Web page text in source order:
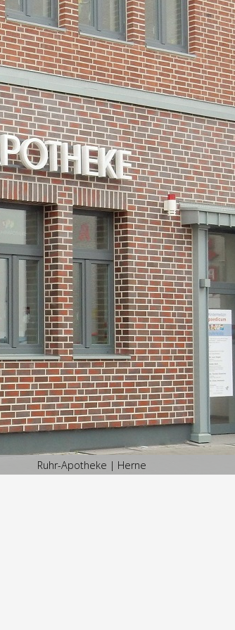
Ruhr-Apotheke | Herne
Ruhr-Apotheke | Herne